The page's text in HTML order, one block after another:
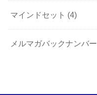
マインドセット (4)
メルマガバックナンバー